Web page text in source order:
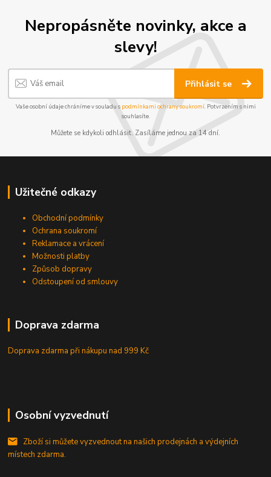
Nepropásněte novinky, akce a
slevy!
Přihlásit se
Vaše osobní údaje chráníme v souladu s podmínkami ochrany soukromí. Potvrzením s nimi
souhlasíte.
Můžete se kdykoli odhlásit. Zasíláme jednou za 14 dní.
Užitečné odkazy
Obchodní podmínky
Ochrana soukromí
Reklamace a vrácení
Možnosti platby
Způsob dopravy
Odstoupení od smlouvy
Doprava zdarma
Doprava zdarma při nákupunad 999 Kč
Osobní vyzvednutí
Zboží si můžete vyzvednout na našich prodejnách a výdejních
místech zdarma.